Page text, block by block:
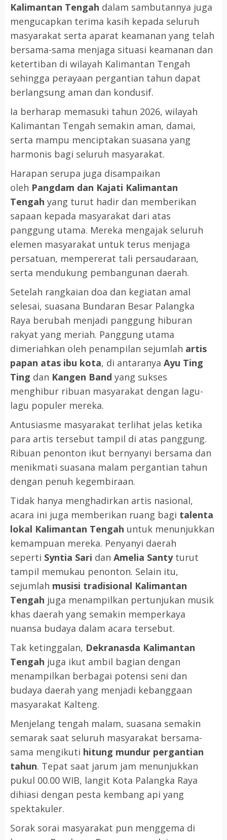
Kalimantan Tengah dalam sambutannya juga
mengucapkan terima kasih kepada seluruh
masyarakat serta aparat keamanan yang telah
bersama-sama menjaga situasi keamanan dan
ketertiban di wilayah Kalimantan Tengah
sehingga perayaan pergantian tahun dapat
berlangsung aman dan kondusif.
Ia berharap memasuki tahun 2026, wilayah
Kalimantan Tengah semakin aman, damai,
serta mampu menciptakan suasana yang
harmonis bagi seluruh masyarakat.
Harapan serupa juga disampaikan
oleh Pangdam dan Kajati Kalimantan
Tengah yang turut hadir dan memberikan
sapaan kepada masyarakat dari atas
panggung utama. Mereka mengajak seluruh
elemen masyarakat untuk terus menjaga
persatuan, mempererat tali persaudaraan,
serta mendukung pembangunan daerah.
Setelah rangkaian doa dan kegiatan amal
selesai, suasana Bundaran Besar Palangka
Raya berubah menjadi panggung hiburan
rakyat yang meriah. Panggung utama
dimeriahkan oleh penampilan sejumlah artis
papan atas ibu kota, di antaranya Ayu Ting
Ting dan Kangen Band yang sukses
menghibur ribuan masyarakat dengan lagu-
lagu populer mereka.
Antusiasme masyarakat terlihat jelas ketika
para artis tersebut tampil di atas panggung.
Ribuan penonton ikut bernyanyi bersama dan
menikmati suasana malam pergantian tahun
dengan penuh kegembiraan.
Tidak hanya menghadirkan artis nasional,
acara ini juga memberikan ruang bagi talenta
lokal Kalimantan Tengah untuk menunjukkan
kemampuan mereka. Penyanyi daerah
seperti Syntia Sari dan Amelia Santyturut
tampil memukau penonton. Selain itu,
sejumlah musisi tradisional Kalimantan
Tengah juga menampilkan pertunjukan musik
khas daerah yang semakin memperkaya
nuansa budaya dalam acara tersebut.
Tak ketinggalan, Dekranasda Kalimantan
Tengah juga ikut ambil bagian dengan
menampilkan berbagai potensi seni dan
budaya daerah yang menjadi kebanggaan
masyarakat Kalteng.
Menjelang tengah malam, suasana semakin
semarak saat seluruh masyarakat bersama-
sama mengikuti hitung mundur pergantian
tahun. Tepat saat jarum jam menunjukkan
pukul 00.00 WIB, langit Kota Palangka Raya
dihiasi dengan pesta kembang api yang
spektakuler.
Sorak sorai masyarakat pun menggema di